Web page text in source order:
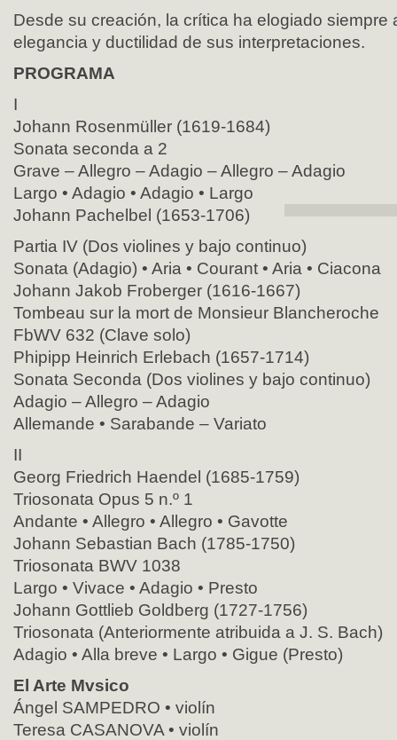
Desde su creación, la crítica ha elogiado siempre
elegancia y ductilidad de sus interpretaciones.
PROGRAMA
I
Johann Rosenmüller (1619-1684)
Sonata seconda a 2
Grave – Allegro – Adagio – Allegro – Adagio
Largo • Adagio • Adagio • Largo
Johann Pachelbel (1653-1706)
Partia IV (Dos violines y bajo continuo)
Sonata (Adagio) • Aria • Courant • Aria • Ciacona
Johann Jakob Froberger (1616-1667)
Tombeau sur la mort de Monsieur Blancheroche
FbWV 632 (Clave solo)
Phipipp Heinrich Erlebach (1657-1714)
Sonata Seconda (Dos violines y bajo continuo)
Adagio – Allegro – Adagio
Allemande • Sarabande – Variato
II
Georg Friedrich Haendel (1685-1759)
Triosonata Opus 5 n.º 1
Andante • Allegro • Allegro • Gavotte
Johann Sebastian Bach (1785-1750)
Triosonata BWV 1038
Largo • Vivace • Adagio • Presto
Johann Gottlieb Goldberg (1727-1756)
Triosonata (Anteriormente atribuida a J. S. Bach)
Adagio • Alla breve • Largo • Gigue (Presto)
El Arte Mvsico
Ángel SAMPEDRO • violín
Teresa CASANOVA • violín